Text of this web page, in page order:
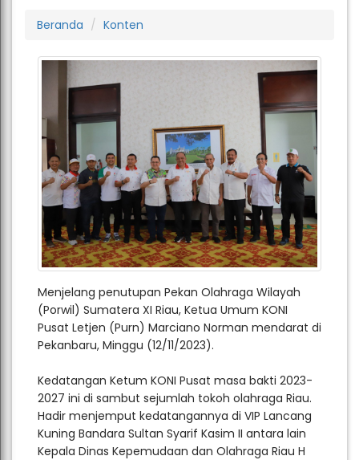
Beranda Konten
Menjelang penutupan Pekan Olahraga Wilayah
(Porwil) Sumatera XI Riau, Ketua Umum KONI
Pusat Letjen (Purn) Marciano Norman mendarat di
Pekanbaru, Minggu (12/11/2023).
Kedatangan Ketum KONI Pusat masa bakti 2023-
2027 ini di sambut sejumlah tokoh olahraga Riau.
Hadir menjemput kedatangannya di VIP Lancang
Kuning Bandara Sultan Syarif Kasim II antara lain
Kepala Dinas Kepemudaan dan Olahraga Riau H